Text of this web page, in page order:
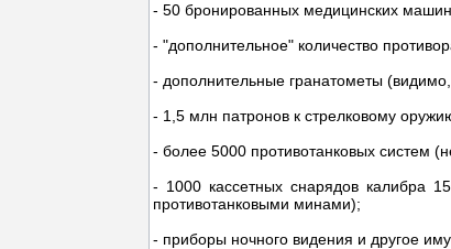
- 50 бронированных медицинских
- "дополнительное" количество
- дополнительные гранатометы
- 1,5 млн патронов к стрелковому
- более 5000 противотанковых систем
- 1000 кассетных снарядов калибра
противотанковыми минами);
- приборы ночного видения и другое